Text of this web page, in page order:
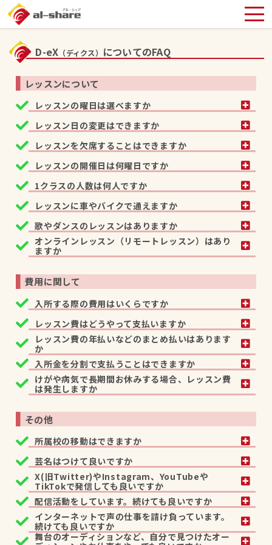
D-eX （ディクス） についてのFAQ
レッスンについて
レッスンの曜日は選べますか
レッスン日の変更はできますか
レッスンを欠席することはできますか
レッスンの開催日は何曜日ですか
1クラスの人数は何人ですか
レッスンに車やバイクで通えますか
歌やダンスのレッスンはありますか
オンラインレッスン（リモートレッスン）はあり
ますか
費用に関して
入所する際の費用はいくらですか
レッスン費はどうやって支払いますか
レッスン費の年払いなどのまとめ払いはあります
か
入所金を分割で支払うことはできますか
けがや病気で長期間お休みする場合、レッスン費
は発生しますか
その他
所属校の移動はできますか
芸名はつけて良いですか
X(旧Twitter)やInstagram、YouTubeや
TikTokで発信しても良いですか
配信活動をしています。続けても良いですか
インターネットで声の仕事を請け負っています。
続けても良いですか
舞台のオーディションなど、自分で見つけたオー